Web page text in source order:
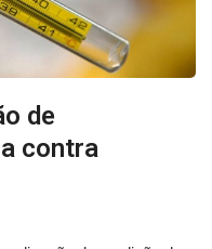
de
contra